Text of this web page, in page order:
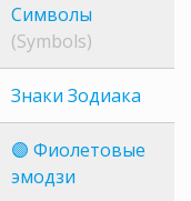
Символы
(Symbols)
Знаки Зодиака
🟣 Фиолетовые
эмодзи